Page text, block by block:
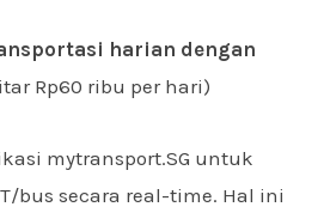
harian dengan
Rp60 ribu per hari)
mytransport.SG untuk
bus secara real-time. Hal ini